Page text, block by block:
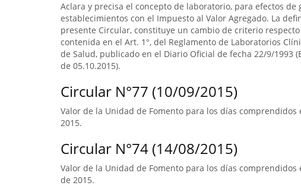
Aclara y precisa el concepto de laboratorio, para efectos
establecimientos con el Impuesto al Valor Agregado. La
presente Circular, constituye un cambio de criterio
contenida en el Art. 1°, del Reglamento de Laboratorios
de Salud, publicado en el Diario Oficial de fecha 22/9/1993
de 05.10.2015).
Circular N°77 (10/09/2015)
Valor de la Unidad de Fomento para los días
2015.
Circular N°74 (14/08/2015)
Valor de la Unidad de Fomento para los días
de 2015.